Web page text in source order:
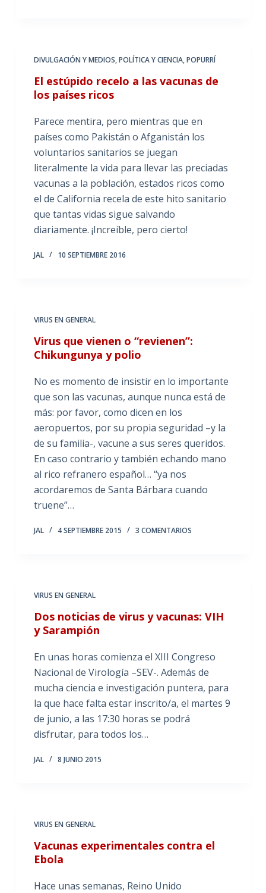
DIVULGACIÓN Y MEDIOS,POLÍTICA Y CIENCIA,POPURRÍ
El estúpido recelo a las vacunas de
los países ricos
Parece mentira, pero mientras que en
países como Pakistán o Afganistán los
voluntarios sanitarios se juegan
literalmente la vida para llevar las preciadas
vacunas a la población, estados ricos como
el de California recela de este hito sanitario
que tantas vidas sigue salvando
diariamente. ¡Increíble, pero cierto!
JAL 10 SEPTIEMBRE 2016
VIRUS EN GENERAL
Virus que vienen o “revienen”:
Chikungunya y polio
No es momento de insistir en lo importante
que son las vacunas, aunque nunca está de
más: por favor, como dicen en los
aeropuertos, por su propia seguridad –y la
de su familia-, vacune a sus seres queridos.
En caso contrario y también echando mano
al rico refranero español… “ya nos
acordaremos de Santa Bárbara cuando
truene”…
JAL 4 SEPTIEMBRE 2015 3 COMENTARIOS
VIRUS EN GENERAL
Dos noticias de virus y vacunas: VIH
y Sarampión
En unas horas comienza el XIII Congreso
Nacional de Virología –SEV-. Además de
mucha ciencia e investigación puntera, para
la que hace falta estar inscrito/a, el martes 9
de junio, a las 17:30 horas se podrá
disfrutar, para todos los…
JAL 8 JUNIO 2015
VIRUS EN GENERAL
Vacunas experimentales contra el
Ebola
Hace unas semanas, Reino Unido